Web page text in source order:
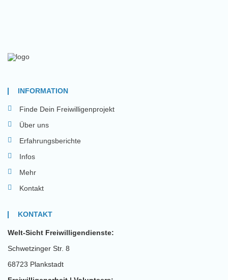
INFORMATION
Finde Dein Freiwilligenprojekt
Über uns
Erfahrungsberichte
Infos
Mehr
Kontakt
KONTAKT
Welt-Sicht Freiwilligendienste:
Schwetzinger Str. 8
68723 Plankstadt